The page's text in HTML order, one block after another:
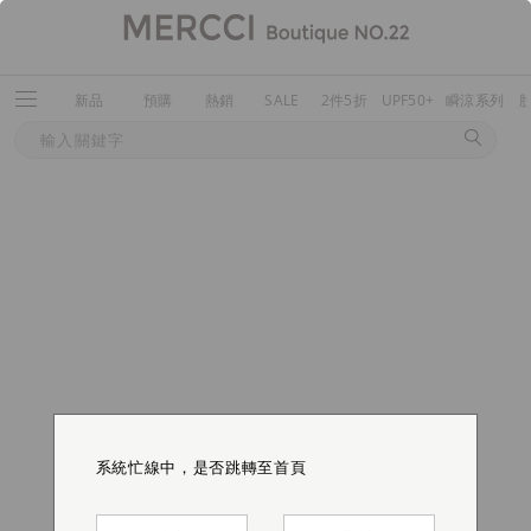
新品 預購 熱銷 SALE 2件5折 UPF50+ 瞬涼系列
系統忙線中，是否跳轉至首頁
系統忙線中，是否跳轉至首頁
系統忙線中，是否跳轉至首頁
系統忙線中，是否跳轉至首頁
系統忙線中，是否跳轉至首頁